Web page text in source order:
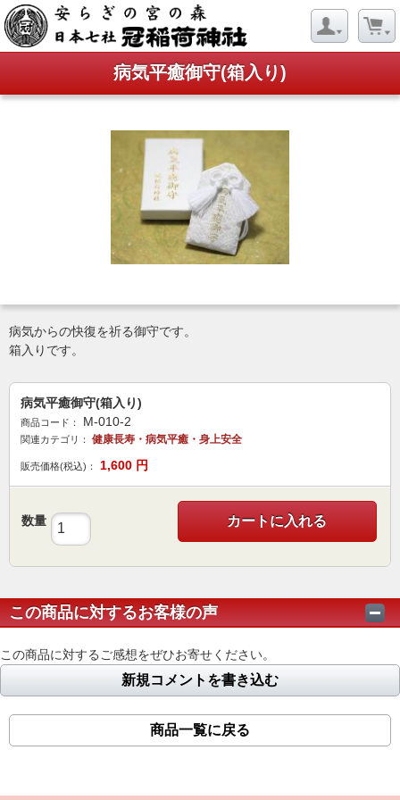
病気平癒御守(箱入り)
病気からの快復を祈る御守です。
箱入りです。
病気平癒御守(箱入り)
商品コード： M-010-2
関連カテゴリ： 健康長寿・病気平癒・身上安全
販売価格(税込)： 1,600 円
数量 カートに入れる
この商品に対するお客様の声
この商品に対するご感想をぜひお寄せください。
新規コメントを書き込む
商品一覧に戻る